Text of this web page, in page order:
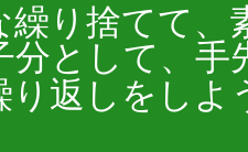
繰り捨てて、
分として、
り返しをしよ